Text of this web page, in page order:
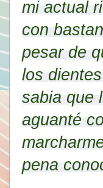
mi actual
con
pesar de
los
sabia que
aguanté
pena